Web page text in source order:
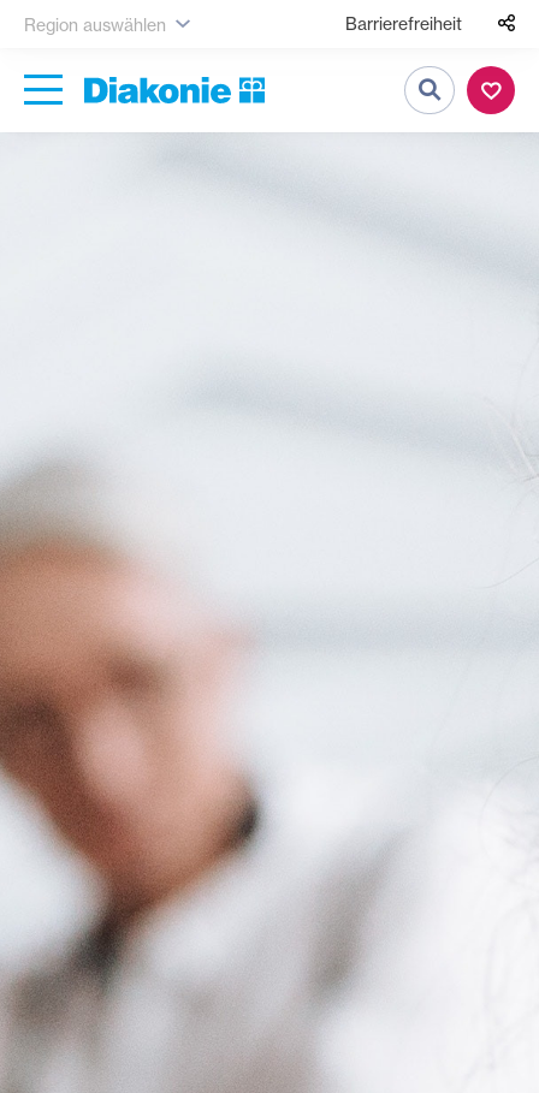
Region auswählen Barrierefreiheit
Suche